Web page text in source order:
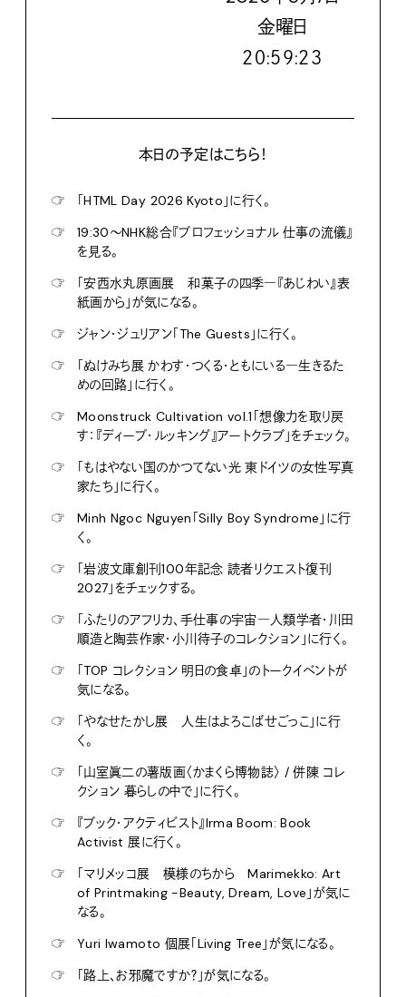
金曜日
２０:５９:２４
本日の予定はこちら！
☞
「HTML Day 2026 Kyoto」に行く。
☞
19:30〜NHK総合『プロフェッショナル 仕事の流儀』
を見る。
☞
「安西水丸原画展 和菓子の四季―『あじわい』表
紙画から」が気になる。
☞
ジャン・ジュリアン「The Guests」に行く。
☞
「ぬけみち展 かわす・つくる・ともにいる―生きるた
めの回路」に行く。
☞
Moonstruck Cultivation vol.1「想像力を取り戻
す：『ディープ・ルッキング』アートクラブ」をチェック。
☞
「もはやない国のかつてない光 東ドイツの女性写真
家たち」に行く。
☞
Minh Ngoc Nguyen「Silly Boy Syndrome」に行
く。
☞
「岩波文庫創刊100年記念 読者リクエスト復刊
2027」をチェックする。
☞
「ふたりのアフリカ、手仕事の宇宙―人類学者・川田
順造と陶芸作家・小川待子のコレクション」に行く。
☞
「TOP コレクション 明日の食卓」のトークイベントが
気になる。
☞
「やなせたかし展 人生はよろこばせごっこ」に行
く。
☞
「山室眞二の薯版画〈かまくら博物誌〉 / 併陳 コレ
クション 暮らしの中で」に行く。
☞
『ブック・アクティビスト』Irma Boom: Book
Activist 展に行く。
☞
「マリメッコ展 模様のちから Marimekko: Art
of Printmaking -Beauty, Dream, Love」が気に
なる。
☞
Yuri Iwamoto 個展「Living Tree」が気になる。
☞
「路上、お邪魔ですか？」が気になる。